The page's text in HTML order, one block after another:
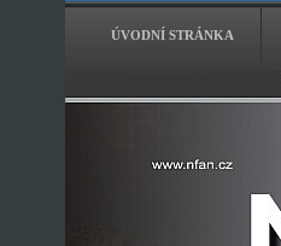
ÚVODNÍ STRÁNKA